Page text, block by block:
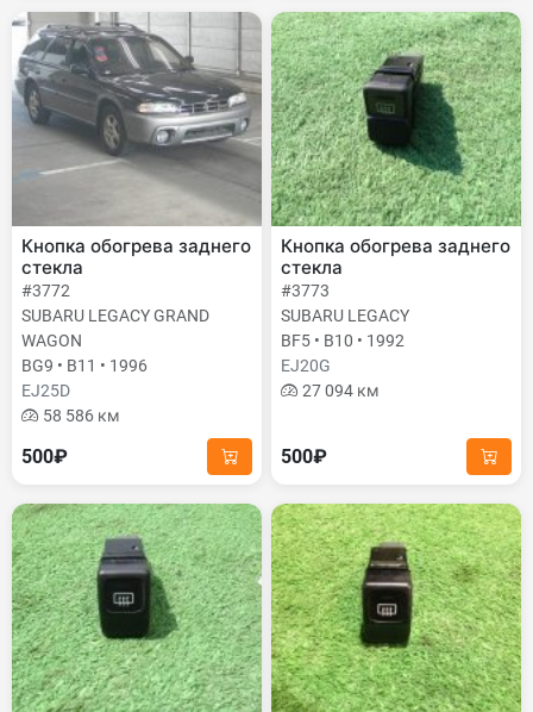
Кнопка обогрева заднего
стекла
#3772
SUBARU LEGACY GRAND
WAGON
BG9 • B11 • 1996
EJ25D
58 586 км
500₽
Кнопка обогрева заднего
стекла
#3773
SUBARU LEGACY
BF5 • B10 • 1992
EJ20G
27 094 км
500₽